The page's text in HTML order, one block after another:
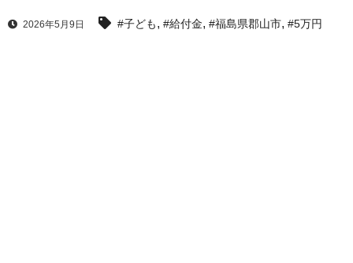
2026年5月9日 #子ども, #給付金, #福島県郡山市, #5万円